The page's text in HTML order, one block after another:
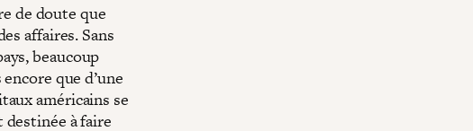
de doute que
affaires. Sans
beaucoup
que d’une
américains se
à faire